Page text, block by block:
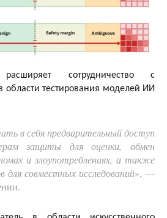
сотрудничество с
области тестирования моделей ИИ
в себя предварительный доступ
защиты для оценки, обмен
и злоупотреблениях, а также
для совместных исследований», —